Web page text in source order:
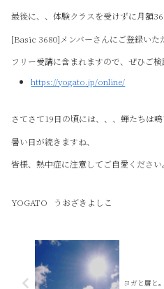
最後に、、体験クラスを受けずに月額
[Basic 3680]メンバーさんにご登録いた
フリー受講に含まれますので、ぜひご検
https://yogato.jp/online/
さてさて19日の頃には、、、蝉たちは
暑い日が続きますね、
皆様、熱中症に注意してご自愛ください。
YOGATO うおざきよしこ
ヨガと暦と